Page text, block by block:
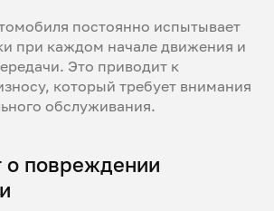
постоянно испытывает
при каждом начале движения и
Это приводит к
который требует внимания
обслуживания.
о повреждении